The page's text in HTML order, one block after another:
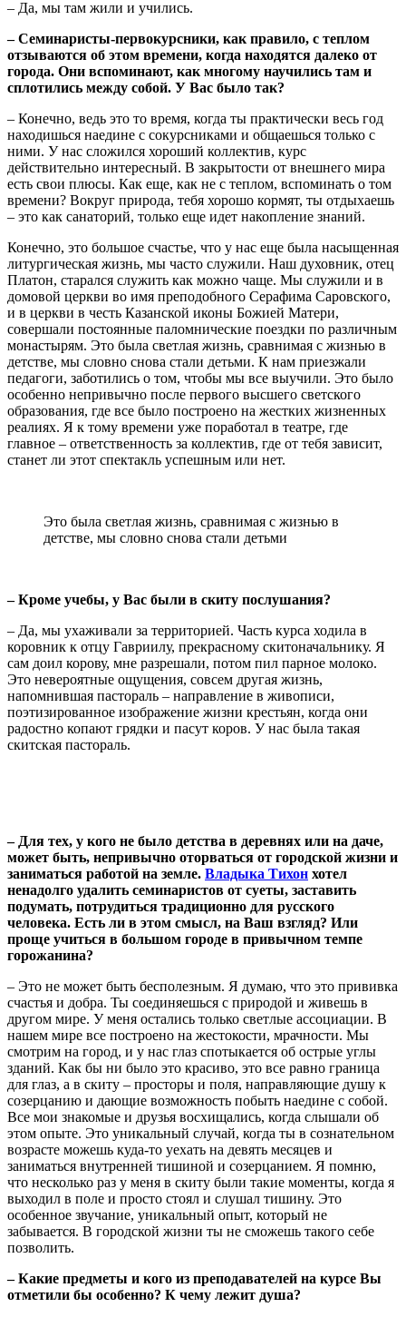
– Да, мы там жили и учились.
– Семинаристы-первокурсники, как правило, с теплом
отзываются об этом времени, когда находятся далеко от
города. Они вспоминают, как многому научились там и
сплотились между собой. У Вас было так?
– Конечно, ведь это то время, когда ты практически весь год
находишься наедине с сокурсниками и общаешься только с
ними. У нас сложился хороший коллектив, курс
действительно интересный. В закрытости от внешнего мира
есть свои плюсы. Как еще, как не с теплом, вспоминать о том
времени? Вокруг природа, тебя хорошо кормят, ты отдыхаешь
– это как санаторий, только еще идет накопление знаний.
Конечно, это большое счастье, что у нас еще была насыщенная
литургическая жизнь, мы часто служили. Наш духовник, отец
Платон, старался служить как можно чаще. Мы служили и в
домовой церкви во имя преподобного Серафима Саровского,
и в церкви в честь Казанской иконы Божией Матери,
совершали постоянные паломнические поездки по различным
монастырям. Это была светлая жизнь, сравнимая с жизнью в
детстве, мы словно снова стали детьми. К нам приезжали
педагоги, заботились о том, чтобы мы все выучили. Это было
особенно непривычно после первого высшего светского
образования, где все было построено на жестких жизненных
реалиях. Я к тому времени уже поработал в театре, где
главное – ответственность за коллектив, где от тебя зависит,
станет ли этот спектакль успешным или нет.
Это была светлая жизнь, сравнимая с жизнью в
детстве, мы словно снова стали детьми
– Кроме учебы, у Вас были в скиту послушания?
– Да, мы ухаживали за территорией. Часть курса ходила в
коровник к отцу Гавриилу, прекрасному скитоначальнику. Я
сам доил корову, мне разрешали, потом пил парное молоко.
Это невероятные ощущения, совсем другая жизнь,
напомнившая пастораль – направление в живописи,
поэтизированное изображение жизни крестьян, когда они
радостно копают грядки и пасут коров. У нас была такая
скитская пастораль.
– Для тех, у кого не было детства в деревнях или на даче,
может быть, непривычно оторваться от городской жизни и
заниматься работой на земле. Владыка Тихон хотел
ненадолго удалить семинаристов от суеты, заставить
подумать, потрудиться традиционно для русского
человека. Есть ли в этом смысл, на Ваш взгляд? Или
проще учиться в большом городе в привычном темпе
горожанина?
– Это не может быть бесполезным. Я думаю, что это прививка
счастья и добра. Ты соединяешься с природой и живешь в
другом мире. У меня остались только светлые ассоциации. В
нашем мире все построено на жестокости, мрачности. Мы
смотрим на город, и у нас глаз спотыкается об острые углы
зданий. Как бы ни было это красиво, это все равно граница
для глаз, а в скиту – просторы и поля, направляющие душу к
созерцанию и дающие возможность побыть наедине с собой.
Все мои знакомые и друзья восхищались, когда слышали об
этом опыте. Это уникальный случай, когда ты в сознательном
возрасте можешь куда-то уехать на девять месяцев и
заниматься внутренней тишиной и созерцанием. Я помню,
что несколько раз у меня в скиту были такие моменты, когда я
выходил в поле и просто стоял и слушал тишину. Это
особенное звучание, уникальный опыт, который не
забывается. В городской жизни ты не сможешь такого себе
позволить.
– Какие предметы и кого из преподавателей на курсе Вы
отметили бы особенно? К чему лежит душа?